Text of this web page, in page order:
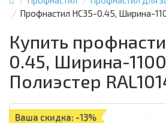
Профнастил НС35-0.45, Ширина-
Купить
0.45, Ширина-
Полиэстер
Ваша скидка: -13%